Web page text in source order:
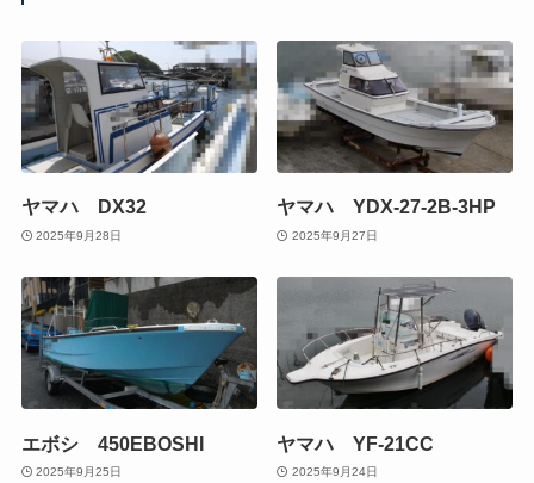
ヤマハ DX32
2025年9月28日
ヤマハ YDX-27-2B-3HP
2025年9月27日
エボシ 450EBOSHI
2025年9月25日
ヤマハ YF-21CC
2025年9月24日